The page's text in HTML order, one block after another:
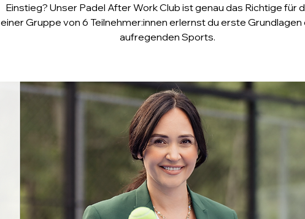
Einstieg? Unser Padel After Work Club ist genau das Richtige für
einer Gruppe von 6 Teilnehmer:innen erlernst du erste
aufregenden Sports.